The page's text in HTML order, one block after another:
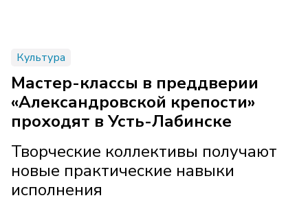
Культура
Мастер-классы в преддверии
«Александровской крепости»
проходят в Усть-Лабинске
Творческие коллективы получают
новые практические навыки
исполнения